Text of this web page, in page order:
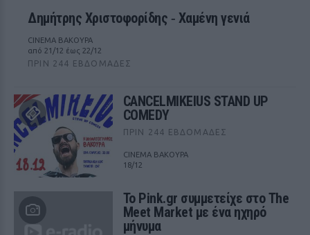
Δημήτρης Χριστοφορίδης ‑ Χαμένη γενιά
CINEMA ΒΑΚΟΥΡΑ
από 21/12 έως 22/12
ΠΡΙΝ 244 ΕΒΔΟΜΆΔΕΣ
CANCELMIKEIUS STAND UP
COMEDY
ΠΡΙΝ 244 ΕΒΔΟΜΆΔΕΣ
CINEMA ΒΑΚΟΥΡΑ
18/12
Το Pink.gr συμμετείχε στο The
Meet Market με ένα ηχηρό
μήνυμα